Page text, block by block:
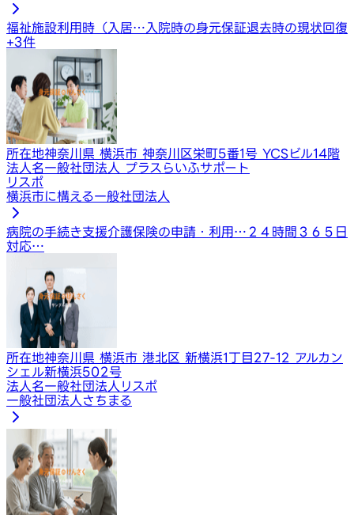
福祉施設利用時（入居… 入院時の身元保証退去時の現状回復
+3件
所在地神奈川県 横浜市 神奈川区栄町5番1号 YCSビル14階
法人名一般社団法人 プラスらいふサポート
リスポ
横浜市に構える一般社団法人
病院の手続き支援介護保険の申請・利用… ２４時間３６５日
対応…
所在地神奈川県 横浜市 港北区 新横浜1丁目27-12 アルカン
シェル新横浜502号
法人名一般社団法人リスポ
一般社団法人さちまる